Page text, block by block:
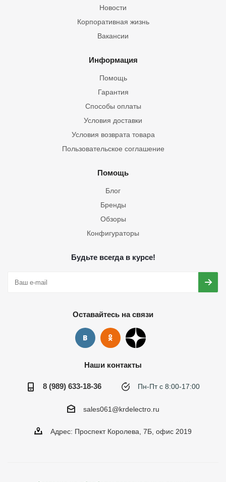
Новости
Корпоративная жизнь
Вакансии
Информация
Помощь
Гарантия
Способы оплаты
Условия доставки
Условия возврата товара
Пользовательское соглашение
Помощь
Блог
Бренды
Обзоры
Конфигураторы
Будьте всегда в курсе!
Оставайтесь на связи
Наши контакты
8 (989) 633-18-36 Пн-Пт с 8:00-17:00
sales061@krdelectro.ru
Адрес: Проспект Королева, 7Б, офис 2019